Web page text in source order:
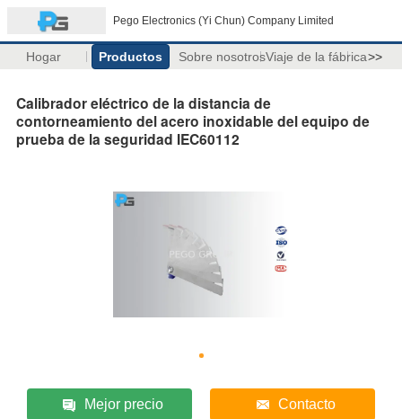
Pego Electronics (Yi Chun) Company Limited
Hogar Productos Sobre nosotrosViaje de la fábrica>>
Calibrador eléctrico de la distancia de
contorneamiento del acero inoxidable del equipo de
prueba de la seguridad IEC60112
Mejor precio Contacto